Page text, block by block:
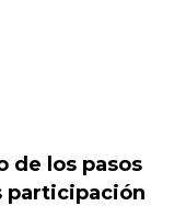
de los pasos
participación